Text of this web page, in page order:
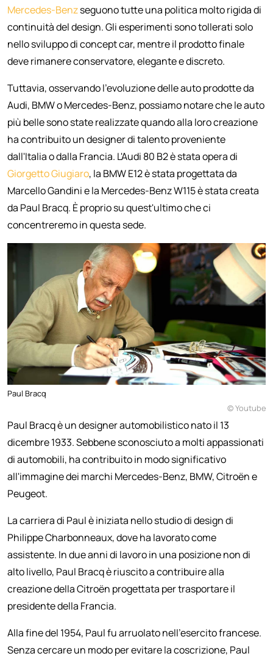
Mercedes-Benzseguono tutte una politica molto rigida di
continuità del design. Gli esperimenti sono tollerati solo
nello sviluppo di concept car, mentre il prodotto finale
deve rimanere conservatore, elegante e discreto.
Tuttavia, osservando l'evoluzione delle auto prodotte da
Audi, BMW o Mercedes-Benz, possiamo notare che le auto
più belle sono state realizzate quando alla loro creazione
ha contribuito un designer di talento proveniente
dall'Italia o dalla Francia. L'Audi 80 B2 è stata opera di
Giorgetto Giugiaro, la BMW E12 è stata progettata da
Marcello Gandini e la Mercedes-Benz W115 è stata creata
da Paul Bracq. È proprio su quest'ultimo che ci
concentreremo in questa sede.
Paul Bracq
© Youtube
Paul Bracq è un designer automobilistico nato il 13
dicembre 1933. Sebbene sconosciuto a molti appassionati
di automobili, ha contribuito in modo significativo
all'immagine dei marchi Mercedes-Benz, BMW, Citroën e
Peugeot.
La carriera di Paul è iniziata nello studio di design di
Philippe Charbonneaux, dove ha lavorato come
assistente. In due anni di lavoro in una posizione non di
alto livello, Paul Bracq è riuscito a contribuire alla
creazione della Citroën progettata per trasportare il
presidente della Francia.
Alla fine del 1954, Paul fu arruolato nell'esercito francese.
Senza cercare un modo per evitare la coscrizione, Paul